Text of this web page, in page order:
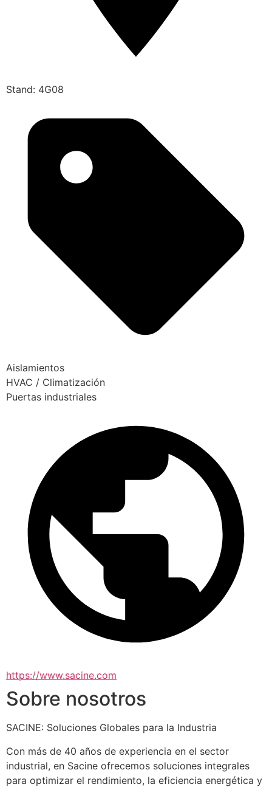
Stand: 4G08
Aislamientos
HVAC / Climatización
Puertas industriales
https://www.sacine.com
Sobre nosotros
SACINE: Soluciones Globales para la Industria
Con más de 40 años de experiencia en el sector
industrial, en Sacine ofrecemos soluciones integrales
para optimizar el rendimiento, la eficiencia energética y